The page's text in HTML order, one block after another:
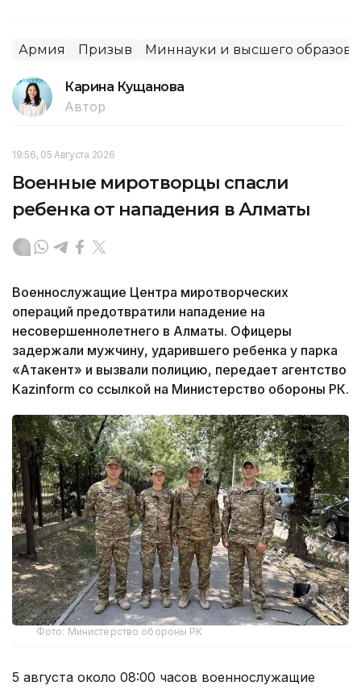
Армия Призыв Миннауки и высшего
Карина Кущанова
Автор
19:56, 05 Августа 2026
Военные миротворцы спасли
ребенка от нападения в Алматы
Военнослужащие Центра миротворческих
операций предотвратили нападение на
несовершеннолетнего в Алматы. Офицеры
задержали мужчину, ударившего ребенка у парка
«Атакент» и вызвали полицию, передает агентство
Kazinform со ссылкой на Министерство обороны РК.
Фото: Министерство обороны РК
5 августа около 08:00 часов военнослужащие